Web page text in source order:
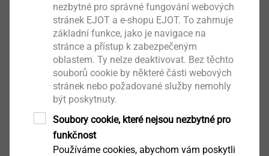
Zobrazit výrobek
Zobrazit výrobek
nezbytné pro správné fungování webových
stránek EJOT a e-shopu EJOT. To zahrnuje
základní funkce, jako je navigace na
stránce a přístup k zabezpečeným
oblastem. Ty nelze deaktivovat. Bez těchto
souborů cookie by některé části webových
stránek nebo požadované služby nemohly
být poskytnuty.
Soubory cookie, které nejsou nezbytné pro
funkčnost
Používáme cookies, abychom vám poskytli